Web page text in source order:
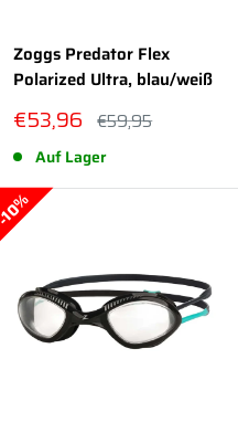
Zoggs Predator Flex
Polarized Ultra, blau/weiß
Sonderpreis
€53,96 Normalpreis
€59,95
Auf Lager
10%